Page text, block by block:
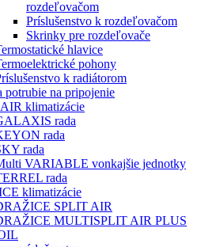
rozdeľovačom
Príslušenstvo k rozdeľovačom
Skrinky pre rozdeľovače
hlavice
pohony
k radiátorom
potrubie na pripojenie
klimatizácie
rada
rada
rada
VARIABLE vonkajšie jednotky
rada
klimatizácie
SPLIT AIR
MULTISPLIT AIR PLUS